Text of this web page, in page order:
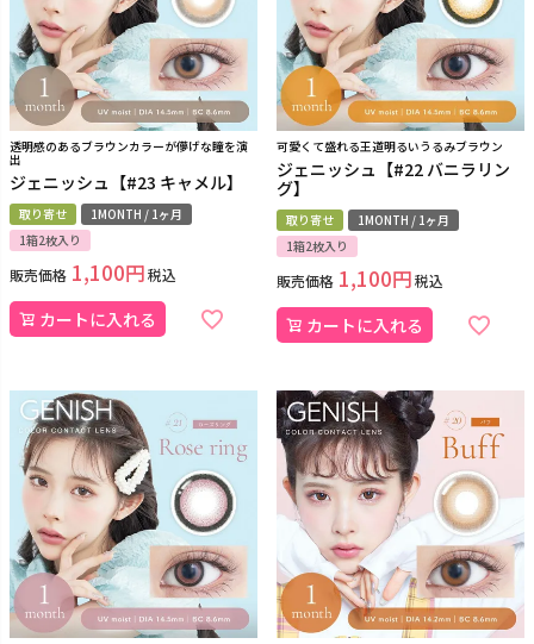
透明感のあるブラウンカラーが儚げな瞳を演
出
ジェニッシュ【#23 キャメル】
取り寄せ
1MONTH / 1ヶ月
1箱2枚入り
販売価格 1,100 税込
カートに入れる
可愛くて盛れる王道明るいうるみブラウン
ジェニッシュ【#22 バニラリン
グ】
取り寄せ
1MONTH / 1ヶ月
1箱2枚入り
販売価格 1,100 税込
カートに入れる